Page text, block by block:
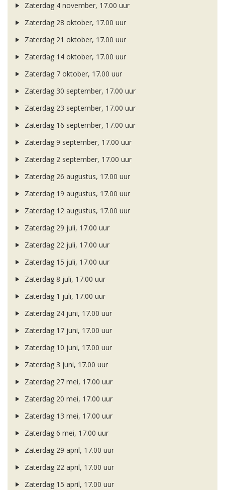
Zaterdag 4 november, 17.00 uur
Zaterdag 28 oktober, 17.00 uur
Zaterdag 21 oktober, 17.00 uur
Zaterdag 14 oktober, 17.00 uur
Zaterdag 7 oktober, 17.00 uur
Zaterdag 30 september, 17.00 uur
Zaterdag 23 september, 17.00 uur
Zaterdag 16 september, 17.00 uur
Zaterdag 9 september, 17.00 uur
Zaterdag 2 september, 17.00 uur
Zaterdag 26 augustus, 17.00 uur
Zaterdag 19 augustus, 17.00 uur
Zaterdag 12 augustus, 17.00 uur
Zaterdag 29 juli, 17.00 uur
Zaterdag 22 juli, 17.00 uur
Zaterdag 15 juli, 17.00 uur
Zaterdag 8 juli, 17.00 uur
Zaterdag 1 juli, 17.00 uur
Zaterdag 24 juni, 17.00 uur
Zaterdag 17 juni, 17.00 uur
Zaterdag 10 juni, 17.00 uur
Zaterdag 3 juni, 17.00 uur
Zaterdag 27 mei, 17.00 uur
Zaterdag 20 mei, 17.00 uur
Zaterdag 13 mei, 17.00 uur
Zaterdag 6 mei, 17.00 uur
Zaterdag 29 april, 17.00 uur
Zaterdag 22 april, 17.00 uur
Zaterdag 15 april, 17.00 uur